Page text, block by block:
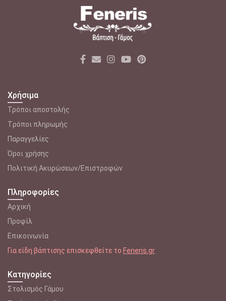
Χρήσιμα
Τρόποι αποστολής
Tρόποι πληρωμής
Παραγγελίες
Όροι χρήσης
Πολιτική Ακυρώσεων/Επιστροφών
Πληροφορίες
Αρχική
Προφίλ
Επικοινωνία
Για είδη βάπτισης επισκεφθείτε το Feneris.gr
Κατηγορίες
Στολισμός Γάμου